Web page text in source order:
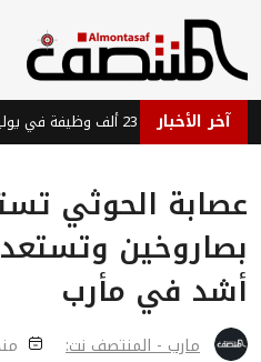
آخر الأخبار
عصابة الحوثي
بصاروخين
أشد في مأرب
مارب - المنتصف نت: منذ 3